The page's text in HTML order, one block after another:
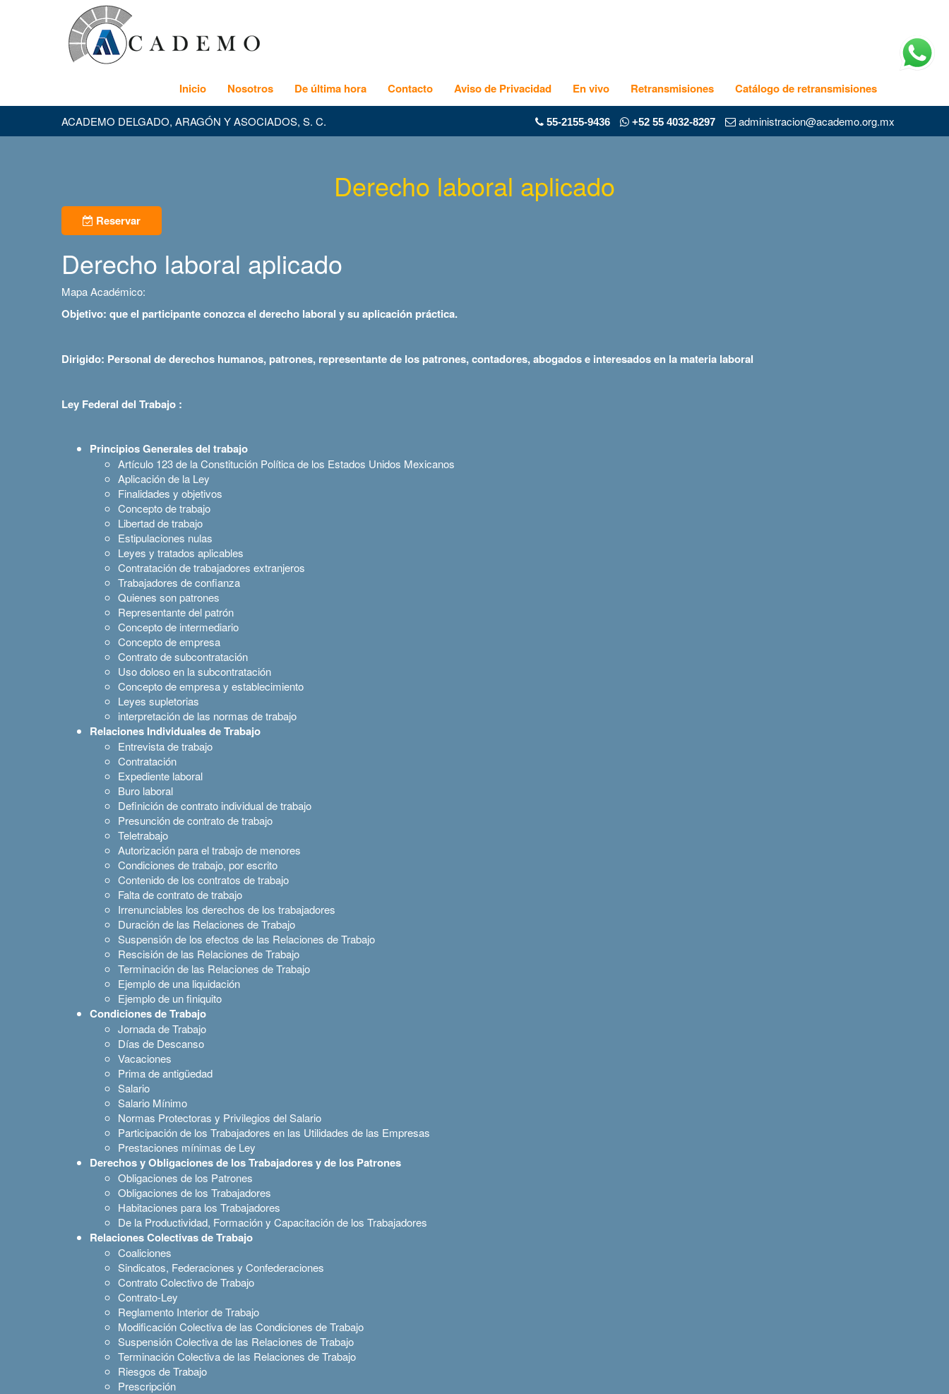
Inicio Nosotros De última hora Contacto Aviso de Privacidad En vivo Retransmisiones Catálogo de retransmisiones
ACADEMO DELGADO, ARAGÓN Y ASOCIADOS, S. C. 55-2155-9436 +52 55 4032-8297 administracion@academo.org.mx
Derecho laboral aplicado
Reservar
Derecho laboral aplicado
Mapa Académico:
Objetivo: que el participante conozca el derecho laboral y su aplicación práctica.
Dirigido: Personal de derechos humanos, patrones, representante de los patrones, contadores, abogados e interesados en la materia laboral
Ley Federal del Trabajo :
Principios Generales del trabajo
Artículo 123 de la Constitución Política de los Estados Unidos Mexicanos
Aplicación de la Ley
Finalidades y objetivos
Concepto de trabajo
Libertad de trabajo
Estipulaciones nulas
Leyes y tratados aplicables
Contratación de trabajadores extranjeros
Trabajadores de confianza
Quienes son patrones
Representante del patrón
Concepto de intermediario
Concepto de empresa
Contrato de subcontratación
Uso doloso en la subcontratación
Concepto de empresa y establecimiento
Leyes supletorias
interpretación de las normas de trabajo
Relaciones Individuales de Trabajo
Entrevista de trabajo
Contratación
Expediente laboral
Buro laboral
Definición de contrato individual de trabajo
Presunción de contrato de trabajo
Teletrabajo
Autorización para el trabajo de menores
Condiciones de trabajo, por escrito
Contenido de los contratos de trabajo
Falta de contrato de trabajo
Irrenunciables los derechos de los trabajadores
Duración de las Relaciones de Trabajo
Suspensión de los efectos de las Relaciones de Trabajo
Rescisión de las Relaciones de Trabajo
Terminación de las Relaciones de Trabajo
Ejemplo de una liquidación
Ejemplo de un finiquito
Condiciones de Trabajo
Jornada de Trabajo
Días de Descanso
Vacaciones
Prima de antigüedad
Salario
Salario Mínimo
Normas Protectoras y Privilegios del Salario
Participación de los Trabajadores en las Utilidades de las Empresas
Prestaciones mínimas de Ley
Derechos y Obligaciones de los Trabajadores y de los Patrones
Obligaciones de los Patrones
Obligaciones de los Trabajadores
Habitaciones para los Trabajadores
De la Productividad, Formación y Capacitación de los Trabajadores
Relaciones Colectivas de Trabajo
Coaliciones
Sindicatos, Federaciones y Confederaciones
Contrato Colectivo de Trabajo
Contrato-Ley
Reglamento Interior de Trabajo
Modificación Colectiva de las Condiciones de Trabajo
Suspensión Colectiva de las Relaciones de Trabajo
Terminación Colectiva de las Relaciones de Trabajo
Riesgos de Trabajo
Prescripción